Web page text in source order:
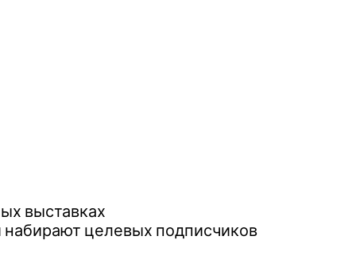
выставках
целевых подписчиков